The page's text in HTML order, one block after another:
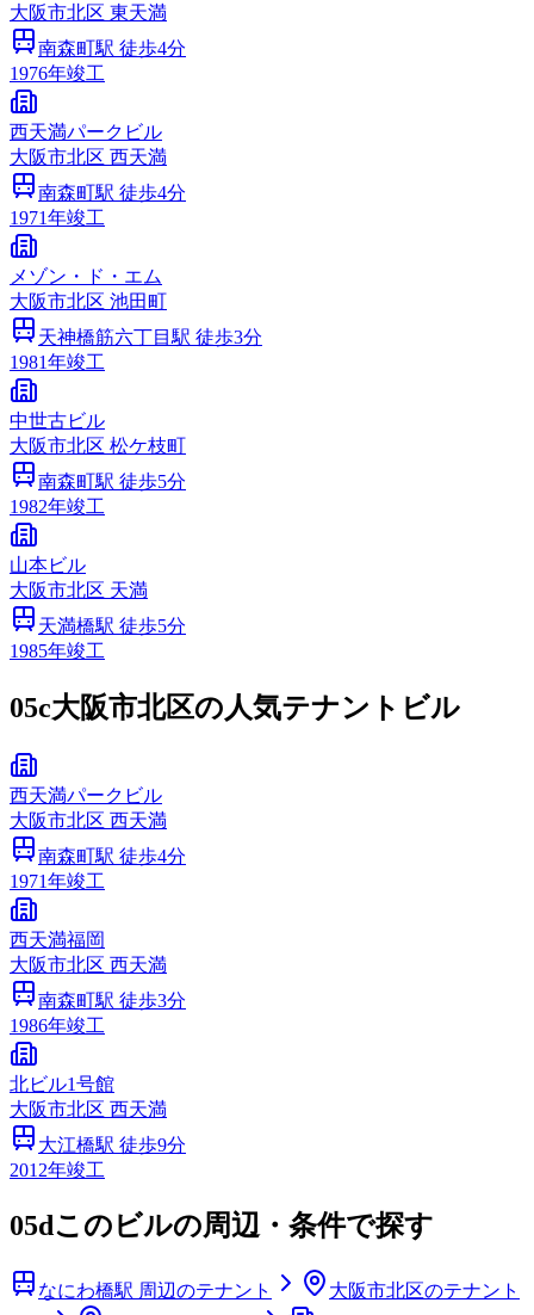
大阪市北区 東天満
南森町駅 徒歩4分
1976年竣工
西天満パークビル
大阪市北区 西天満
南森町駅 徒歩4分
1971年竣工
メゾン・ド・エム
大阪市北区 池田町
天神橋筋六丁目 駅 徒歩3分
1981年竣工
中世古ビル
大阪市北区 松ケ枝町
南森町駅 徒歩5分
1982年竣工
山本ビル
大阪市北区 天満
天満橋駅 徒歩5分
1985年竣工
05c大阪市北区の人気テナントビル
西天満パークビル
大阪市北区 西天満
南森町駅 徒歩4分
1971年竣工
西天満福岡
大阪市北区 西天満
南森町駅 徒歩3分
1986年竣工
北ビル1号館
大阪市北区 西天満
大江橋駅 徒歩9分
2012年竣工
05dこのビルの周辺・条件で探す
なにわ橋駅 周辺のテナント
大阪市北区のテナント